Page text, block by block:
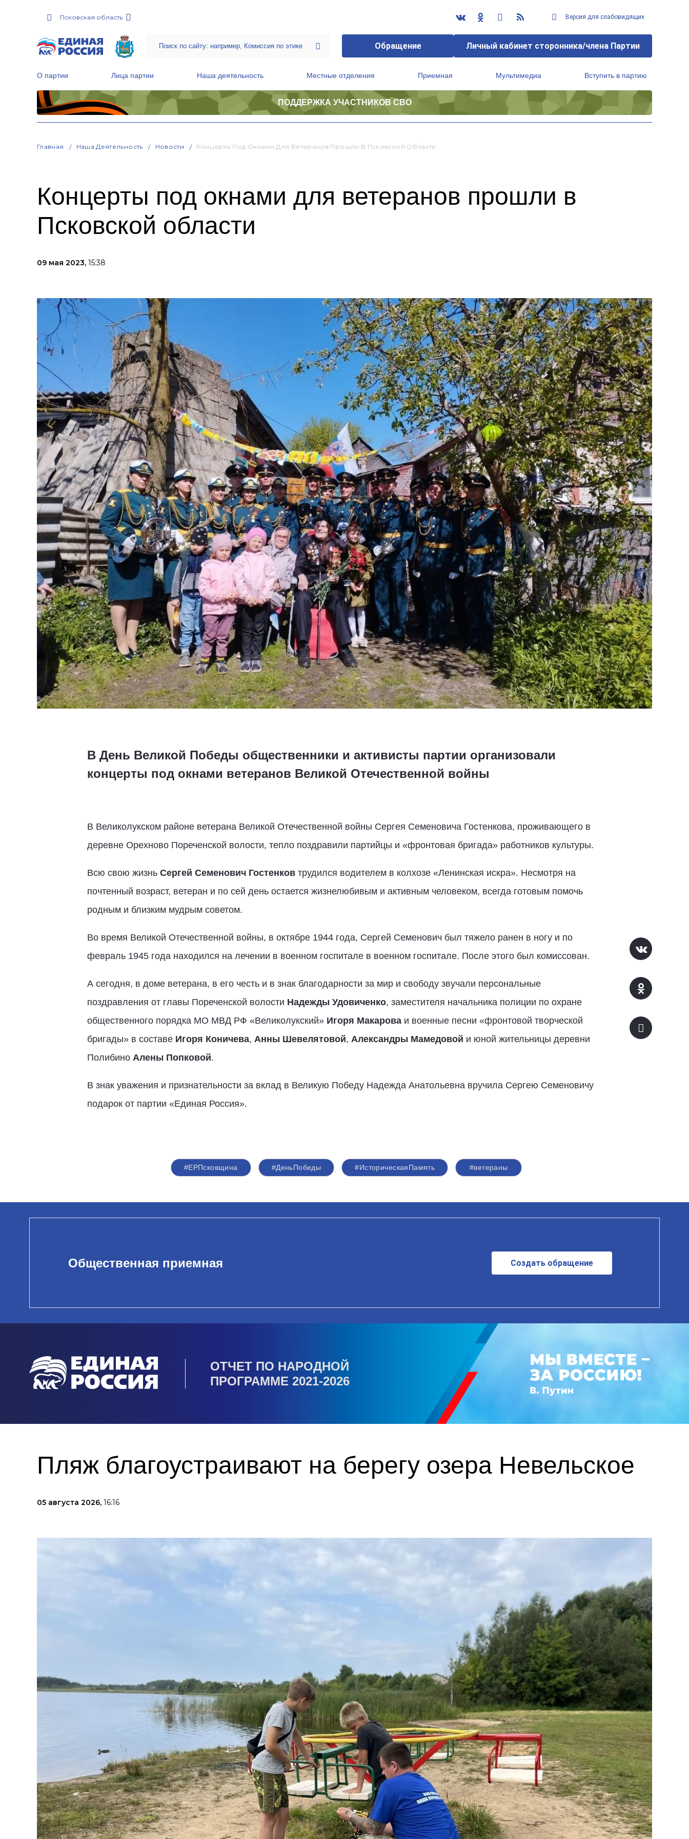
Псковская область Версия для слабовидящих
Обращение Личный кабинет сторонника/члена Партии
О партии Лица партии Наша деятельность Местные отделения Приемная Мультимедиа Вступить в партию
ПОДДЕРЖКА УЧАСТНИКОВ СВО
Главная Наша Деятельность Новости Концерты Под Окнами Для Ветеранов Прошли В Псковской Области
Концерты под окнами для ветеранов прошли в
Псковской области
09 мая 2023, 15:38
В День Великой Победы общественники и активисты партии организовали
концерты под окнами ветеранов Великой Отечественной войны
В Великолукском районе ветерана Великой Отечественной войны Сергея Семеновича Гостенкова, проживающего в
деревне Орехново Пореченской волости, тепло поздравили партийцы и «фронтовая бригада» работников культуры.
Всю свою жизнь Сергей Семенович Гостенковтрудился водителем в колхозе «Ленинская искра». Несмотря на
почтенный возраст, ветеран и по сей день остается жизнелюбивым и активным человеком, всегда готовым помочь
родным и близким мудрым советом.
Во время Великой Отечественной войны, в октябре 1944 года, Сергей Семенович был тяжело ранен в ногу и по
февраль 1945 года находился на лечении в военном госпитале в военном госпитале. После этого был комиссован.
А сегодня, в доме ветерана, в его честь и в знак благодарности за мир и свободу звучали персональные
поздравления от главы Пореченской волости Надежды Удовиченко, заместителя начальника полиции по охране
общественного порядка МО МВД РФ «Великолукский» Игоря Макароваи военные песни «фронтовой творческой
бригады» в составе Игоря Коничева, Анны Шевелятовой, Александры Мамедовой и юной жительницы деревни
Полибино Алены Попковой.
В знак уважения и признательности за вклад в Великую Победу Надежда Анатольевна вручила Сергею Семеновичу
подарок от партии «Единая Россия».
#ЕРПсковщина #ДеньПобеды #ИсторическаяПамять #ветераны
Общественная приемная Создать обращение
ОТЧЕТ ПО НАРОДНОЙ
ПРОГРАММЕ 2021-2026
Пляж благоустраивают на берегу озера Невельское
05 августа 2026, 16:16